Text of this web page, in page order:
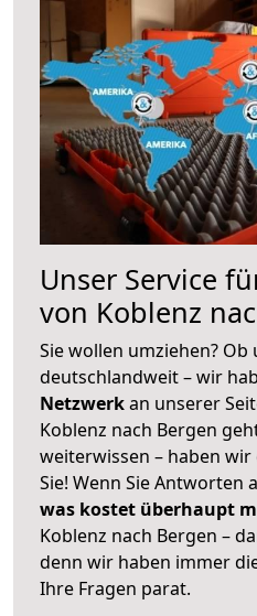
Unser Service
von Koblenz
Sie wollen umziehen? Ob
deutschlandweit – wir
Netzwerkan unserer
Koblenz nach Bergen
weiterwissen – haben
Sie! Wenn Sie Antworten
was kostet überhaupt
Koblenz nach Bergen –
denn wir haben immer
Ihre Fragen parat.